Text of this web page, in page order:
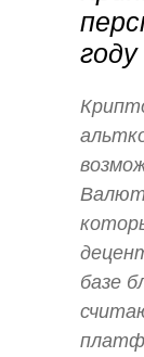
году
базе